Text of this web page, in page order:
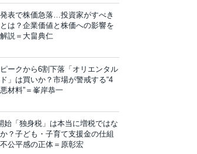
表で株価急落…投資家がすべき
は？企業価値と株価への影響を
説＝大畠典仁
ークから6割下落「オリエンタル
」は買いか？市場が警戒する“4
材料”＝峯岸恭一
始「独身税」は本当に増税ではな
？子ども・子育て支援金の仕組
公平感の正体＝原彰宏